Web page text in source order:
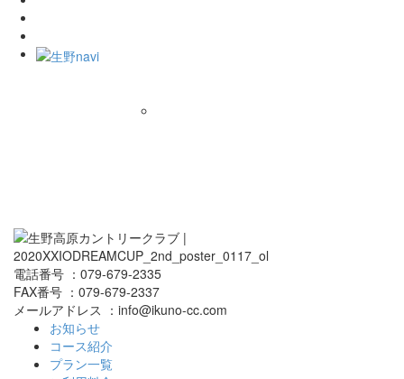
電話番号 ：079-679-2335
FAX番号 ：079-679-2337
メールアドレス ：info@ikuno-cc.com
お知らせ
コース紹介
プラン一覧